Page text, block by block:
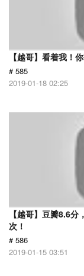
【越哥】看着我！
# 585
2019-01-18 02:25
【越哥】豆瓣8.6
次！
# 586
2019-01-15 03:51